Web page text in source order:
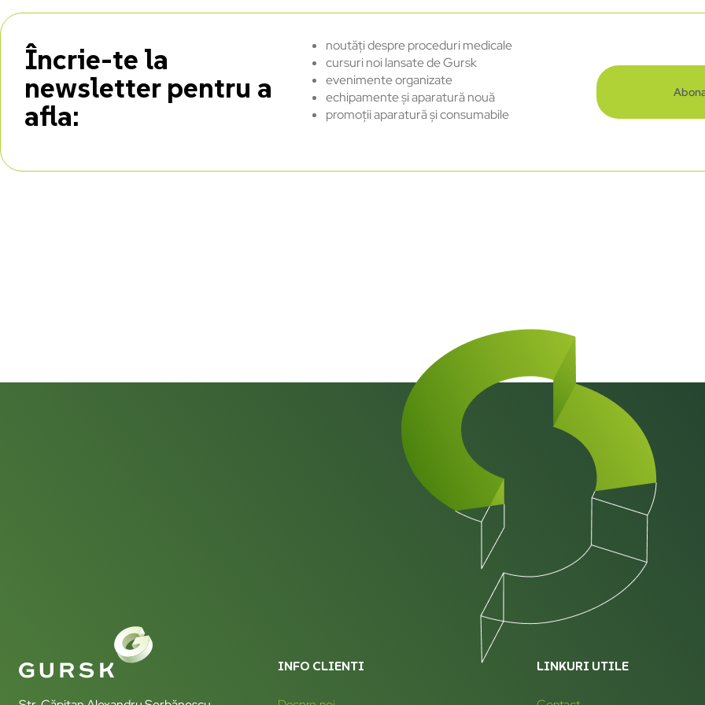
Încrie-te la
newsletter pentru a
afla:
noutăți despre proceduri medicale
cursuri noi lansate de Gursk
evenimente organizate
echipamente și aparatură nouă
promoții aparatură și consumabile
INFO CLIENTI LINKURI UTILE